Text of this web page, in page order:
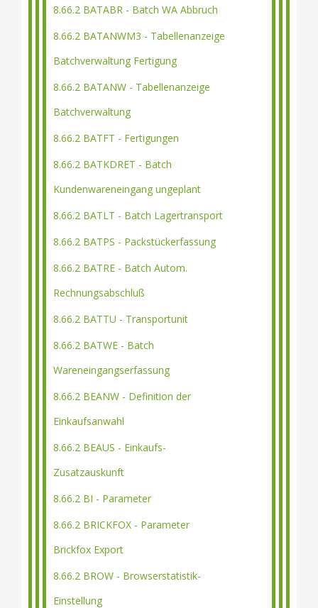
8.66.2 BATABR - Batch WA Abbruch
8.66.2 BATANWM3 - Tabellenanzeige
Batchverwaltung Fertigung
8.66.2 BATANW - Tabellenanzeige
Batchverwaltung
8.66.2 BATFT - Fertigungen
8.66.2 BATKDRET - Batch
Kundenwareneingang ungeplant
8.66.2 BATLT - Batch Lagertransport
8.66.2 BATPS - Packstückerfassung
8.66.2 BATRE - Batch Autom.
Rechnungsabschluß
8.66.2 BATTU - Transportunit
8.66.2 BATWE - Batch
Wareneingangserfassung
8.66.2 BEANW - Definition der
Einkaufsanwahl
8.66.2 BEAUS - Einkaufs-
Zusatzauskunft
8.66.2 BI - Parameter
8.66.2 BRICKFOX - Parameter
Brickfox Export
8.66.2 BROW - Browserstatistik-
Einstellung